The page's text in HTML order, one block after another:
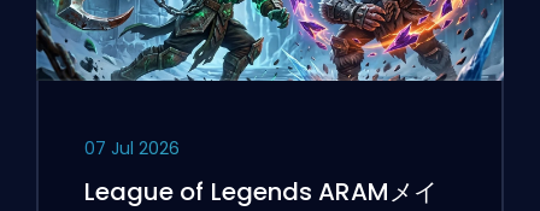
07 Jul 2026
League of Legends ARAMメイ